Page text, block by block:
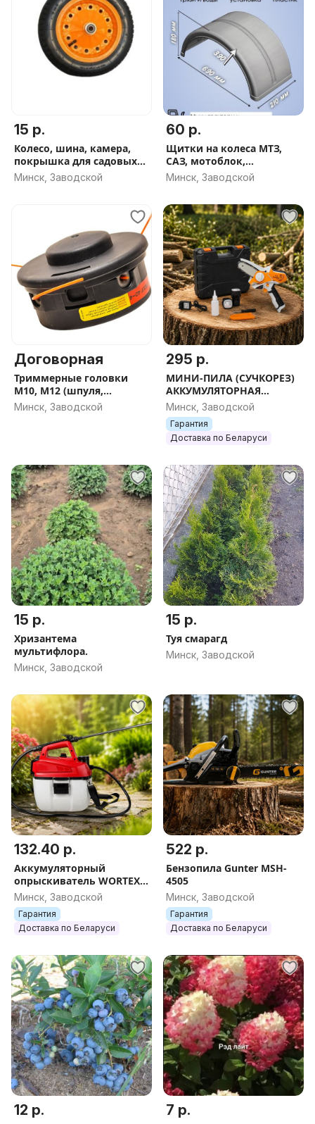
15 р.
Колесо, шина, камера,
покрышка для садовых
тачек
Минск, Заводской
60 р.
Щитки на колеса МТЗ,
САЗ, мотоблок,
минитрактор (крылья)
Минск, Заводской
Договорная
Триммерные головки
М10, M12 (шпуля,
катушка для триммера)
Минск, Заводской
295 р.
МИНИ-ПИЛА (СУЧКОРЕЗ)
АККУМУЛЯТОРНАЯ
Villartec SA 1462
Минск, Заводской
Гарантия
Доставка по Беларуси
15 р.
Хризантема
мультифлора.
Минск, Заводской
15 р.
Туя смарагд
Минск, Заводской
132.40 р.
Аккумуляторный
опрыскиватель WORTEX
KS 1020
Минск, Заводской
Гарантия
Доставка по Беларуси
522 р.
Бензопила Gunter MSH-
4505
Минск, Заводской
Гарантия
Доставка по Беларуси
12 р. 7 р.